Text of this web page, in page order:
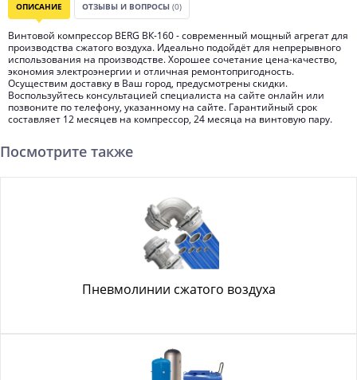
ОПИСАНИЕ ОТЗЫВЫ И ВОПРОСЫ (0)
Винтовой компрессор BERG ВК-160 - современный мощный агрегат для
производства сжатого воздуха. Идеально подойдёт для непрерывного
использования на производстве. Хорошее сочетание цена-качество,
экономия электроэнергии и отличная ремонтопригодность.
Осуществим доставку в Ваш город, предусмотрены скидки.
Воспользуйтесь консультацией специалиста на сайте онлайн или
позвоните по телефону, указанному на сайте. Гарантийный срок
составляет 12 месяцев на компрессор, 24 месяца на винтовую пару.
Посмотрите также
Пневмолинии сжатого воздуха